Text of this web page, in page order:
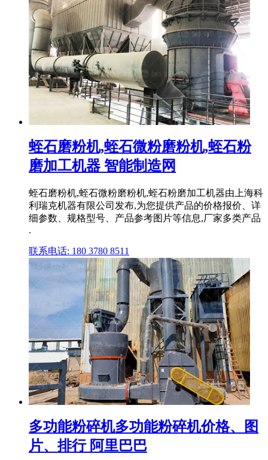
蛭石磨粉机,蛭石微粉磨粉机,蛭石粉
磨加工机器 智能制造网
蛭石磨粉机,蛭石微粉磨粉机,蛭石粉磨加工机器由上海科
利瑞克机器有限公司发布,为您提供产品的价格报价、详
细参数、规格型号、产品参考图片等信息,厂家多类产品
.
联系电话: 180 3780 8511
多功能粉碎机多功能粉碎机价格、图
片、排行 阿里巴巴